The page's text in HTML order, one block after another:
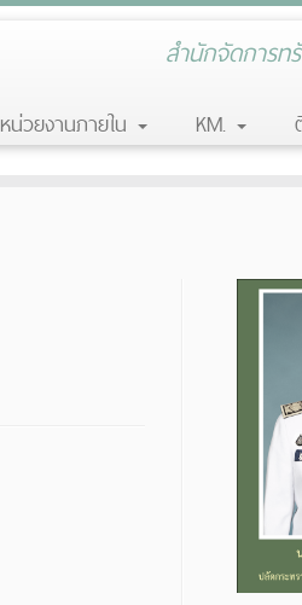
สำนักจัดการท
หน่วยงานภายใน KM.